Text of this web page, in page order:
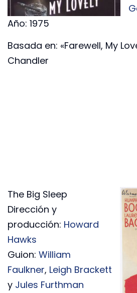
Año: 1975
Basada en: «Farewell, My
Chandler
The Big Sleep
Dirección y
producción: Howard
Hawks
Guion: William
Faulkner, Leigh Brackett
y Jules Furthman